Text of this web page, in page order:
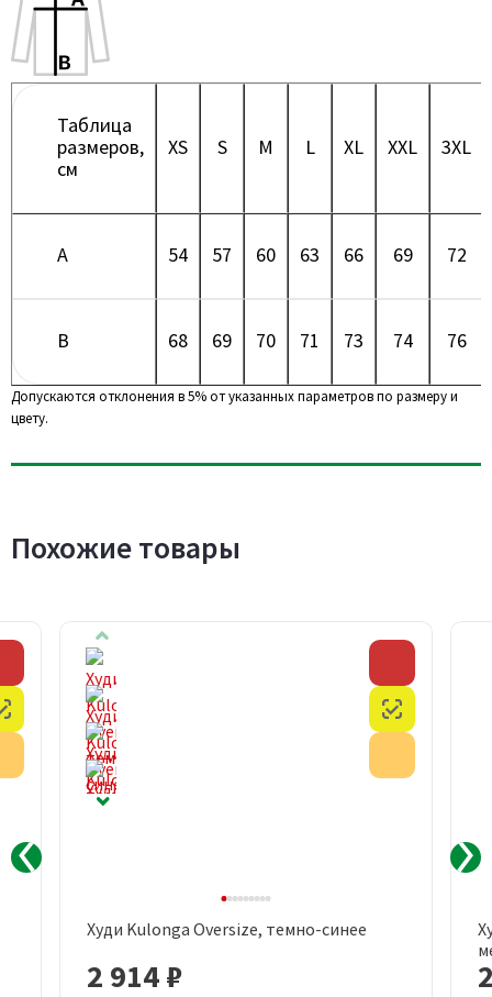
Таблица
размеров,
см
XS S M L XL XXL 3XL
A 54 57 60 63 66 69 72
B 68 69 70 71 73 74 76
Допускаются отклонения в 5% от указанных параметров по размеру и
цвету.
Похожие товары
Честный знак
Худи Kulonga Oversize, темно-синее
2 914 ₽